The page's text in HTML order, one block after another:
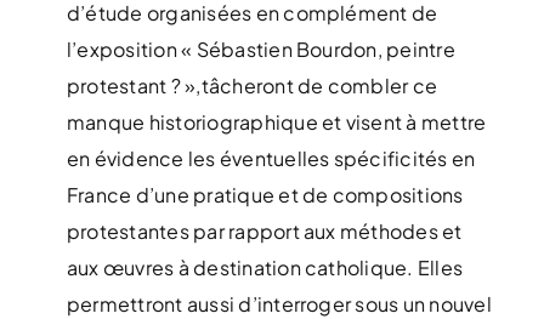
d’étude organisées en complément de
l’exposition « Sébastien Bourdon, peintre
protestant ? »,tâcheront de combler ce
manque historiographique et visent à mettre
en évidence les éventuelles spécificités en
France d’une pratique et de compositions
protestantes par rapport aux méthodes et
aux œuvres à destination catholique. Elles
permettront aussi d’interroger sous un nouvel